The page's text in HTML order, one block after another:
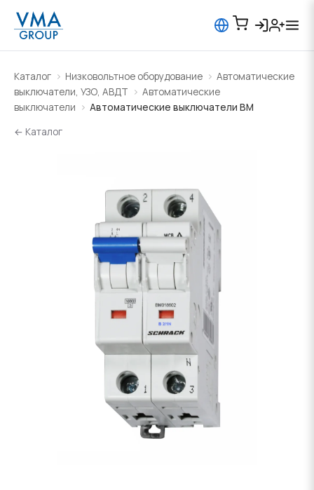
Каталог Низковольтное оборудование
Автоматические
выключатели, УЗО, АВДТ
Автоматические
выключатели
Автоматические выключатели BM
← Каталог